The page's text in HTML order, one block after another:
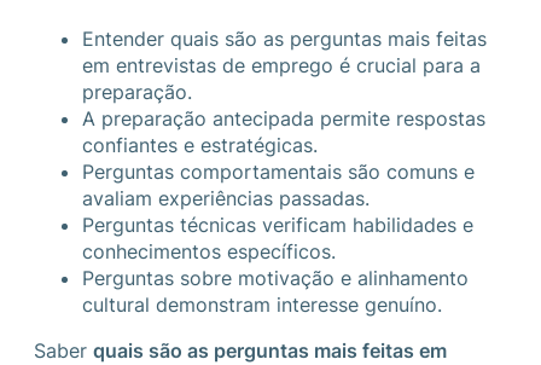
Entender quais são as perguntas mais feitas
em entrevistas de emprego é crucial para a
preparação.
A preparação antecipada permite respostas
confiantes e estratégicas.
Perguntas comportamentais são comuns e
avaliam experiências passadas.
Perguntas técnicas verificam habilidades e
conhecimentos específicos.
Perguntas sobre motivação e alinhamento
cultural demonstram interesse genuíno.
Saber quais são as perguntas mais feitas em